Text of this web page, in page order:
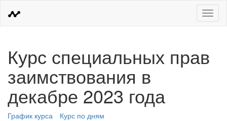
Меню
Курс специальных прав
заимствования в
декабре 2023 года
График курса
Курс по дням